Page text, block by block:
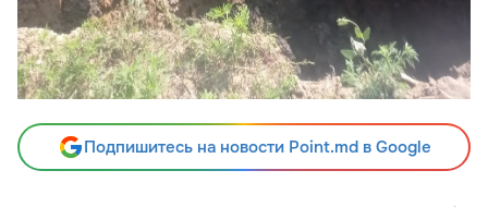
Подпишитесь на новости Point.md в Google